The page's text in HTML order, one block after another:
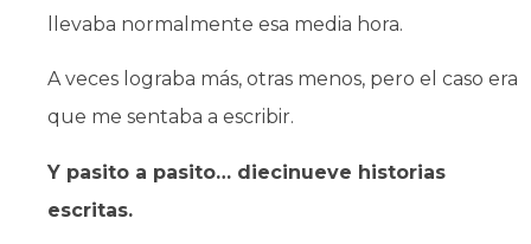
llevaba normalmente esa media hora.
A veces lograba más, otras menos, pero el caso era
que me sentaba a escribir.
Y pasito a pasito… diecinueve historias
escritas.